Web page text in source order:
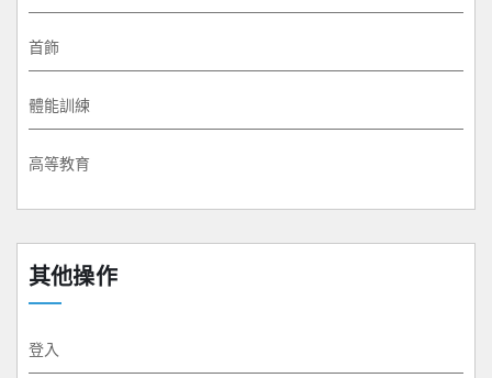
首飾
體能訓練
高等教育
其他操作
登入